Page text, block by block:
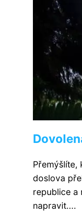
Přemýšlíte,
doslova
republice a
napravit....